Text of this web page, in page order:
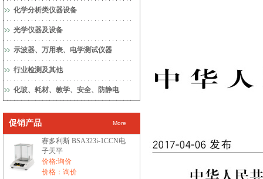
化学分析类仪器设备
光学仪器及设备
示波器、万用表、电学测试仪器
行业检测及其他
化玻、耗材、教学、安全、防静电
促销产品 More
赛多利斯 BSA323i-1CCN电
子天平
价格:询价
价格：询价